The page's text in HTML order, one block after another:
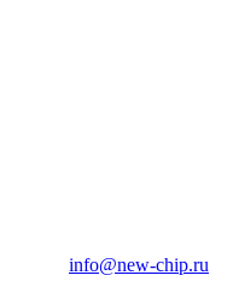
info@new-chip.ru